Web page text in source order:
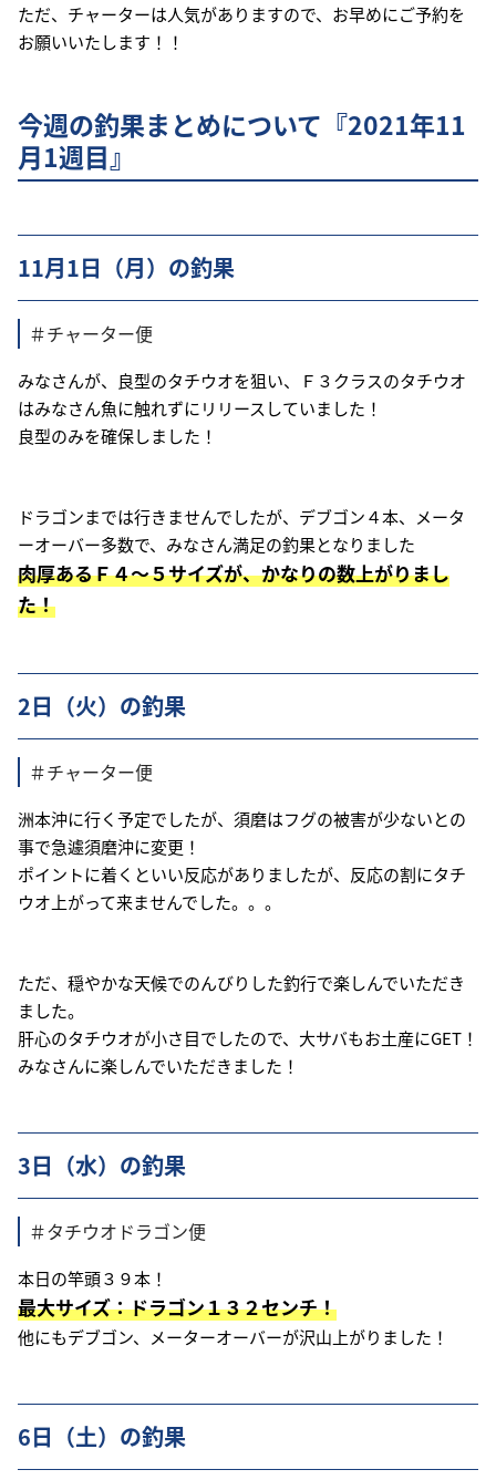
ただ、チャーターは人気がありますので、お早めにご予約を
お願いいたします！！
今週の釣果まとめについて『2021年11
月1週目』
11月1日（月）の釣果
＃チャーター便
みなさんが、良型のタチウオを狙い、Ｆ３クラスのタチウオ
はみなさん魚に触れずにリリースしていました！
良型のみを確保しました！
ドラゴンまでは行きませんでしたが、デブゴン４本、メータ
ーオーバー多数で、みなさん満足の釣果となりました
肉厚あるＦ４〜５サイズが、かなりの数上がりまし
た！
2日（火）の釣果
＃チャーター便
洲本沖に行く予定でしたが、須磨はフグの被害が少ないとの
事で急遽須磨沖に変更！
ポイントに着くといい反応がありましたが、反応の割にタチ
ウオ上がって来ませんでした。。。
ただ、穏やかな天候でのんびりした釣行で楽しんでいただき
ました。
肝心のタチウオが小さ目でしたので、大サバもお土産にGET！
みなさんに楽しんでいただきました！
3日（水）の釣果
＃タチウオドラゴン便
本日の竿頭３９本！
最大サイズ：ドラゴン１３２センチ！
他にもデブゴン、メーターオーバーが沢山上がりました！
6日（土）の釣果